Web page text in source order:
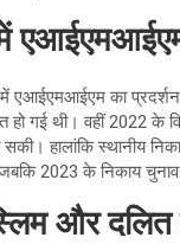
में एआईएमआईएम का
हो गई थी। वहीं 2022 के
हालांकि स्थानीय
2023 के निकाय चुनाव
और दलित